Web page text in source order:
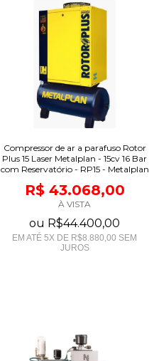
Compressor de ar a parafuso Rotor
Plus 15 Laser Metalplan - 15cv 16 Bar
com Reservatório - RP15 - Metalplan
R$ 43.068,00
À VISTA
ou R$44.400,00
EM ATÉ 5X DE R$8.880,00 SEM
JUROS